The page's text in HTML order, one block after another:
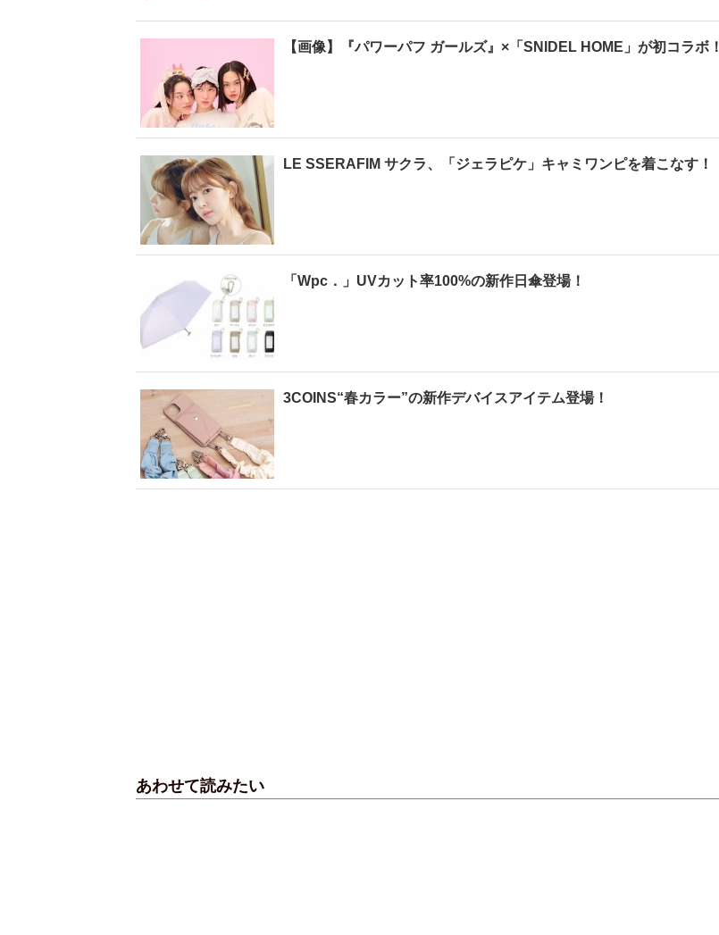
【画像】『パワーパフ ガールズ』×「SNIDEL HOME」が初コラボ！
LE SSERAFIM サクラ、「ジェラピケ」キャミワンピを着こなす！
「Wpc．」UVカット率100%の新作日傘登場！
3COINS“春カラー”の新作デバイスアイテム登場！
あわせて読みたい